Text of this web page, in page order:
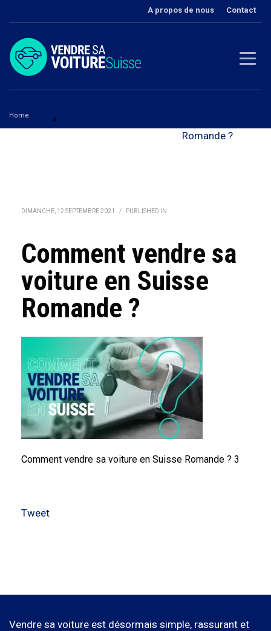
A propos de nous Contact
Home »
Romande ?
DIMANCHE, 12 SEPTEMBRE 2021 / PUBLISHED IN
Comment vendre sa
voiture en Suisse
Romande ?
Comment vendre sa voiture en Suisse Romande ? 3
Tweet
Vendre sa voiture est désormais simple, rassurant et